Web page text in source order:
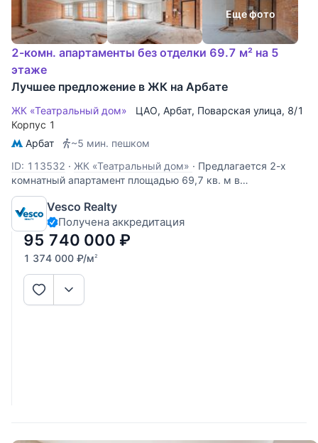
Еще фото
2-комн. апартаменты без отделки 69.7 м² на 5
этаже
Лучшее предложение в ЖК на Арбате
ЖК «Театральный дом» ЦАО, Арбат, Поварская улица, 8/1
Корпус 1
Арбат
~5 мин. пешком
ID: 113532 · ЖК «Театральный дом» · Предлагается 2-х
комнатный апартамент площадью 69,7 кв. м в
премиальном жилом комплексе на Арбате «Театральный
дом». Апартамент расположен на 5-м этаже и имеет
свободную планировку. Возможный вариант зонирования
пространства: просторная кухня
Vesco Realty
Получена аккредитация
95 740 000 ₽
1 374 000 ₽/м2